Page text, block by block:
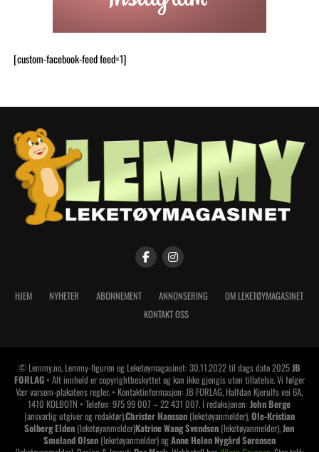
[custom-facebook-feed feed=1]
HJEM NYHETER ABONNEMENT ANNONSERING
OM LEKETØYMAGASINET
KONTAKT OSS
© Lemmy.no, Lemmy-figuren og Leketøymagasinet: 30.11.2022 til dags dato 2025JB
FORLAG• Alt innhold er copyrightbeskyttet og kan ikke gjengis uten tillatelse. Vi følger
Vær varsom-plakatens regler. • Kontaktinformasjon: JB FORLAG, Halfdan Kjerulfs vei 6A,
1410 KOLBOTN • Telefon: 975 99 007 – 22 431 007. I redaksjonen:John Berge
(ansvarlig utgiver og redaktør),Christer Hansson(leketøyanmelder),Ole-Kristian
Solberg Elden (leketøyanmelder)Katrine Wang Svendsen (leketøyanmelder),Jon
Smeland Olsen(leketøyanmelder) ogAnne Helen Nygård Sørensen